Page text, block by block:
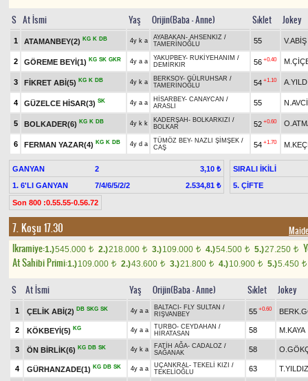
S At İsmi Yaş Orijin(Baba - Anne) Sıklet Jokey
1 ATAMANBEY(2) KG K DB 4y k a AYABAKAN - AHSENKIZ /
TAMERİNOĞLU
55 V.ABİŞ
2 GÖREME BEYİ(1) KG SK GKR 4y a a YAKUPBEY- RUKİYEHANIM /
DEMİRKIR
56 +0.40
3 FİKRET ABİ(5) KG K DB 4y k a BERKSOY- GÜLRUHSAR /
TAMERİNOĞLU
54 +1.10
4 GÜZELCE HİSAR(3) SK 4y a a HİSARBEY- CANAYCAN /
ARASLI
55 N.AVCİ
5 BOLKADER(6) KG K DB 4y k k KADERŞAH - BOLKARKIZI /
BOLKAR
52 +0.60
6 FERMAN YAZAR(4) KG K DB 4y d a TÜMÖZ BEY- NAZLI ŞİMŞEK /
CAŞ
54 +1.70
GANYAN 2
3,10 ₺
1. 6'LI GANYAN
7/4/6/5/2/2 2.534,81 ₺
SIRALI İKİLİ
5. ÇİFTE
Son 800 :0.55.55-0.56.72
7. Koşu 17.30
Ikramiye:1.)545.000 t 2.)218.000 t 3.)109.000 t 4.)54.500 t 5.)27.250 t
At Sahibi Primi:1.)109.000 t 2.)43.600 t 3.)21.800 t 4.)10.900 t 5.)5.450 t
S At İsmi Yaş Orijin(Baba - Anne) Sıklet Jokey
1 ÇELİK ABİ(2) DB SKG SK 4y a a BALTACI - FLY SULTAN /
RIŞVANBEY
55 +0.60
2 KÖKBEYİ(5) KG 4y a a TURBO- CEYDAHAN /
HİRATASAN
58 M.KAYA
3 ÖN BİRLİK(6) KG DB SK 4y k a FATİH AĞA- CADALOZ /
SAĞANAK
58
4 GÜRHANZADE(1) KG DB SK 4y a a UÇANKRAL- TEKELİ KIZI /
TEKELİOĞLU
63 T.YILDIZ